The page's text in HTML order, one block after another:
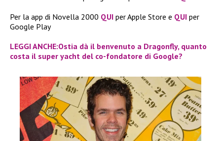
Per la app di Novella 2000 QUI per Apple Store e QUI per
Google Play
LEGGI ANCHE:Ostia dà il benvenuto a Dragonfly, quanto
costa il super yacht del co-fondatore di Google?